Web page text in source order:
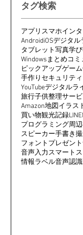
タグ検索
アプリ スマホイン
AndroidiOSデジタル
タブレット写真学び
Windowsまとめコ
ピックアップゲーム
手作り セキュリティ
YouTubeデジタルラ
旅行子供整理サー
Amazon地図イラス
買い物観光記録LINE
プログラミング周
スピーカー手書き
フォント プレゼント
音声入力スマート
情報ラベル音声認識